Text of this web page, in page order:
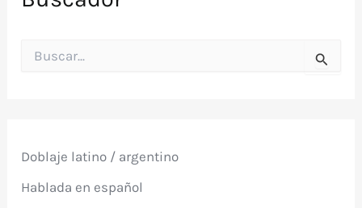
o
:
Doblaje latino / argentino
Hablada en español